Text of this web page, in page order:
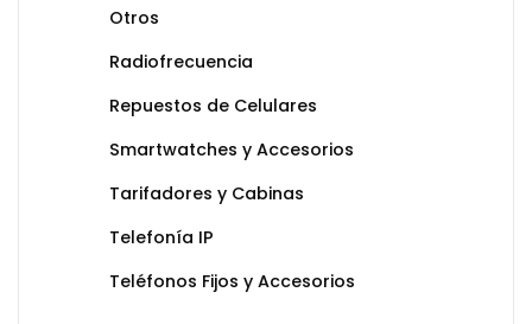
Otros
Radiofrecuencia
Repuestos de Celulares
Smartwatches y Accesorios
Tarifadores y Cabinas
Telefonía IP
Teléfonos Fijos y Accesorios